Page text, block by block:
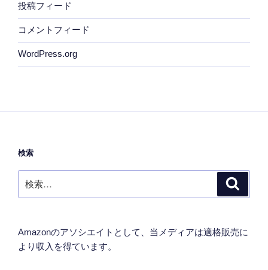
投稿フィード
コメントフィード
WordPress.org
検索
索:
Amazonのアソシエイトとして、当メディアは適格販売に
より収入を得ています。